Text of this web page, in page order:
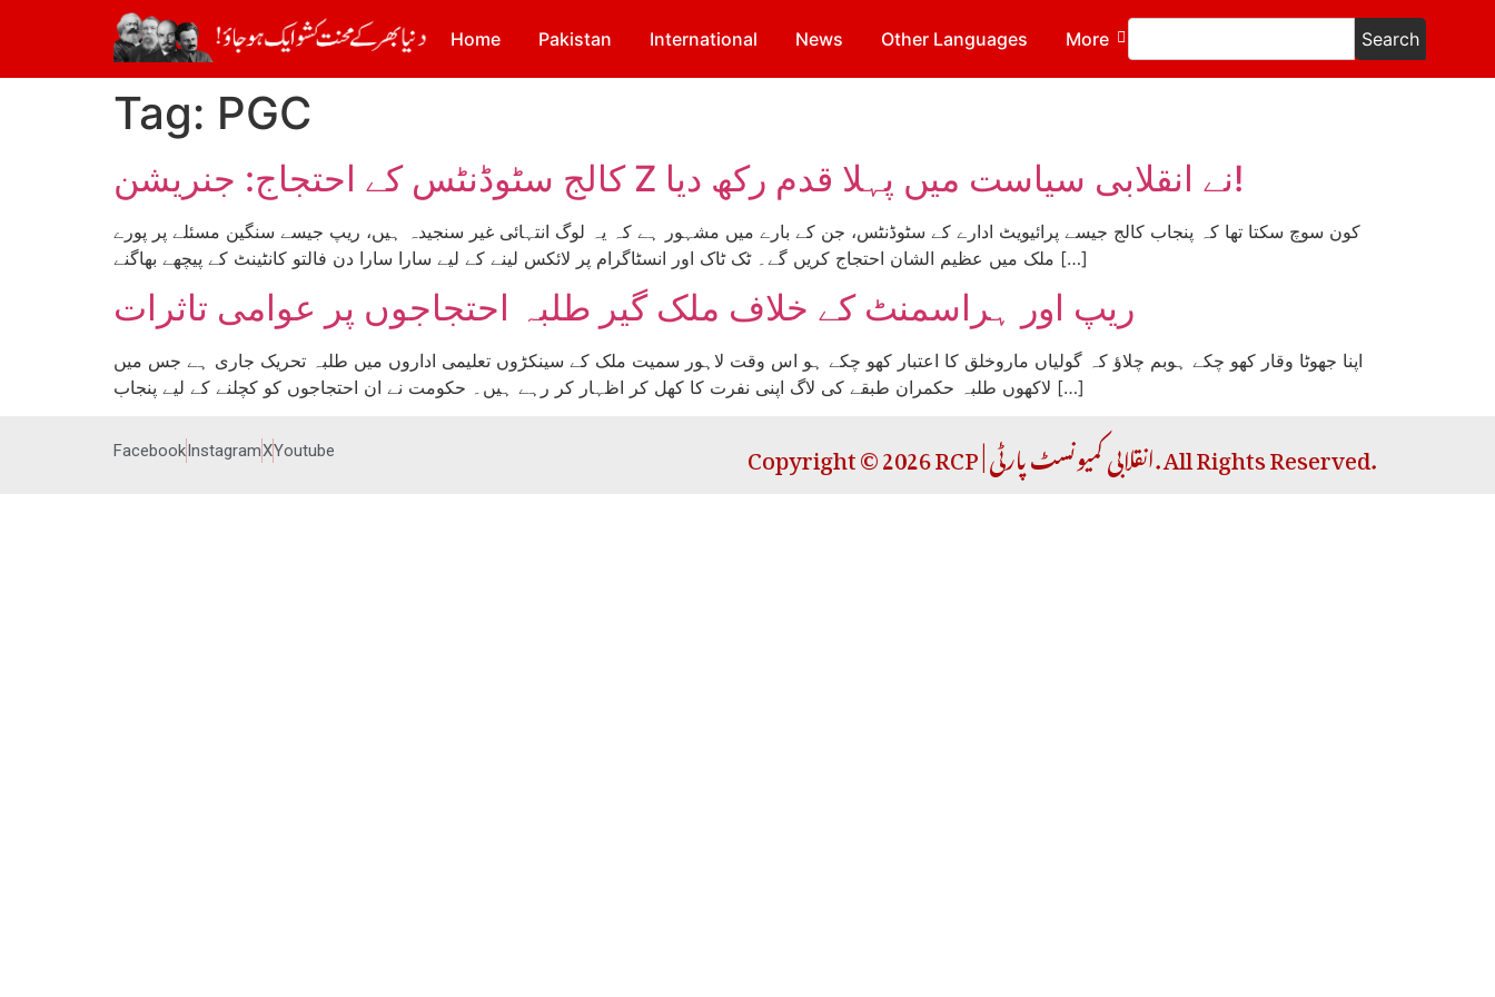
Home Pakistan International News Other Languages More Search
Tag: PGC
کالج سٹوڈنٹس کے احتجاج: جنریشن Z نے انقلابی سیاست میں پہلا قدم رکھ دیا!
کون سوچ سکتا تھا کہ پنجاب کالج جیسے پرائیویٹ ادارے کے سٹوڈنٹس، جن کے بارے میں مشہور ہے کہ یہ لوگ انتہائی غیر سنجیدہ ہیں، ریپ جیسے سنگین مسئلے پر پورے
ملک میں عظیم الشان احتجاج کریں گے۔ ٹک ٹاک اور انسٹاگرام پر لائکس لینے کے لیے سارا سارا دن فالتو کانٹینٹ کے پیچھے بھاگنے […]
ریپ اور ہراسمنٹ کے خلاف ملک گیر طلبہ احتجاجوں پر عوامی تاثرات
اپنا جھوٹا وقار کھو چکے ہوبم چلاؤ کہ گولیاں ماروخلق کا اعتبار کھو چکے ہو اس وقت لاہور سمیت ملک کے سینکڑوں تعلیمی اداروں میں طلبہ تحریک جاری ہے جس میں
لاکھوں طلبہ حکمران طبقے کی لاگ اپنی نفرت کا کھل کر اظہار کر رہے ہیں۔ حکومت نے ان احتجاجوں کو کچلنے کے لیے پنجاب […]
Facebook InstagramXYoutube Copyright © 2026 RCP | انقلابی کمیونسٹ پارٹی. All Rights Reserved.